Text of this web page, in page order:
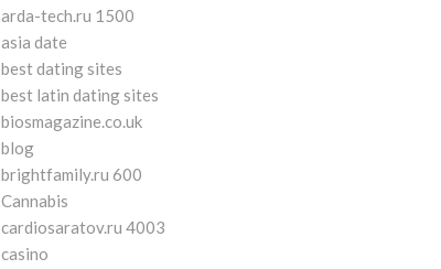
arda-tech.ru 1500
asia date
best dating sites
best latin dating sites
biosmagazine.co.uk
blog
brightfamily.ru 600
Cannabis
cardiosaratov.ru 4003
casino